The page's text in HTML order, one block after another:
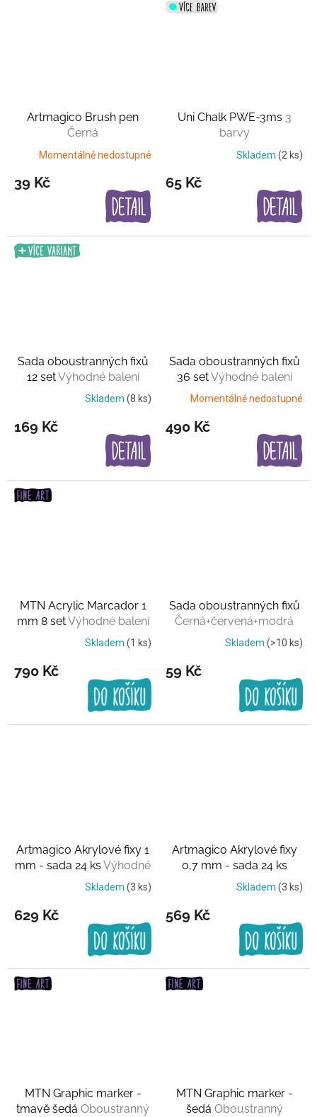
Artmagico Brush pen
Černá
Momentálně nedostupné
39 Kč
Uni Chalk PWE-3ms 3
barvy
Skladem (2 ks)
65 Kč
Sada oboustranných fixů
12 setVýhodné balení
Skladem (8 ks)
169 Kč
Sada oboustranných fixů
36 setVýhodné balení
Momentálně nedostupné
490 Kč
MTN Acrylic Marcador 1
mm 8 setVýhodné balení
Skladem (1 ks)
790 Kč
Sada oboustranných fixů
Černá+červená+modrá
Skladem (>10 ks)
59 Kč
Artmagico Akrylové fixy 1
mm - sada 24 ks Výhodné
baleníSkladem (3 ks)
629 Kč
Artmagico Akrylové fixy
0,7 mm - sada 24 ks
Výhodné balení
Skladem (3 ks)
569 Kč
MTN Graphic marker -
tmavě šedá Oboustranný
MTN Graphic marker -
šedá Oboustranný